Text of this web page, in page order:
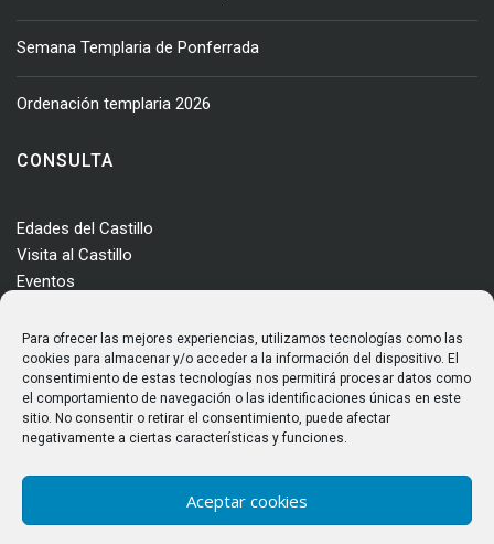
Para ofrecer las mejores experiencias, utilizamos tecnologías como las
cookies para almacenar y/o acceder a la información del dispositivo. El
consentimiento de estas tecnologías nos permitirá procesar datos como
el comportamiento de navegación o las identificaciones únicas en este
sitio. No consentir o retirar el consentimiento, puede afectar
negativamente a ciertas características y funciones.
Aceptar cookies
Semana Templaria de Ponferrada
Ordenación templaria 2026
CONSULTA
Edades del Castillo
Visita al Castillo
Eventos
Enclave
Más información
Consultas
Horarios y tarifas